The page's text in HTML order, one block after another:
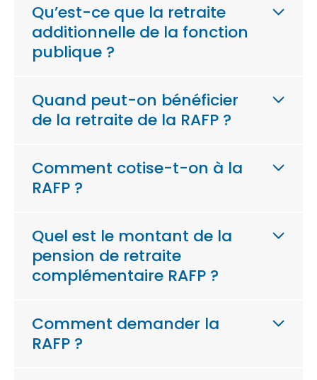
Qu’est-ce que la retraite
additionnelle de la fonction
publique ?
Quand peut-on bénéficier
de la retraite de la RAFP ?
Comment cotise-t-on à la
RAFP ?
Quel est le montant de la
pension de retraite
complémentaire RAFP ?
Comment demander la
RAFP ?